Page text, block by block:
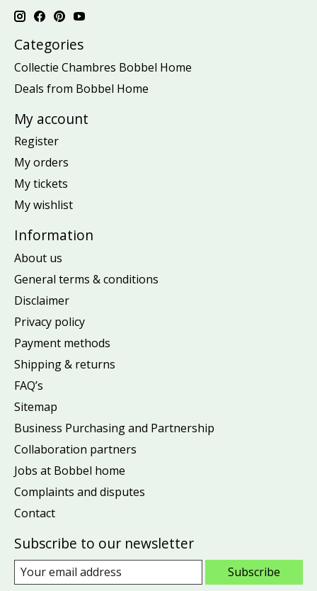
Categories
Collectie Chambres Bobbel Home
Deals from Bobbel Home
My account
Register
My orders
My tickets
My wishlist
Information
About us
General terms & conditions
Disclaimer
Privacy policy
Payment methods
Shipping & returns
FAQ’s
Sitemap
Business Purchasing and Partnership
Collaboration partners
Jobs at Bobbel home
Complaints and disputes
Contact
Subscribe to our newsletter
Subscribe